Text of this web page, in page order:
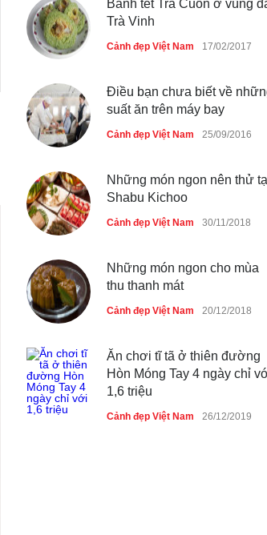
Trà Vinh
suất ăn trên máy bay
Shabu Kichoo
thu thanh mát
Hòn Móng Tay 4 ngày chỉ với
1,6 triệu